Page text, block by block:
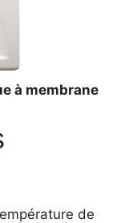
à membrane
de